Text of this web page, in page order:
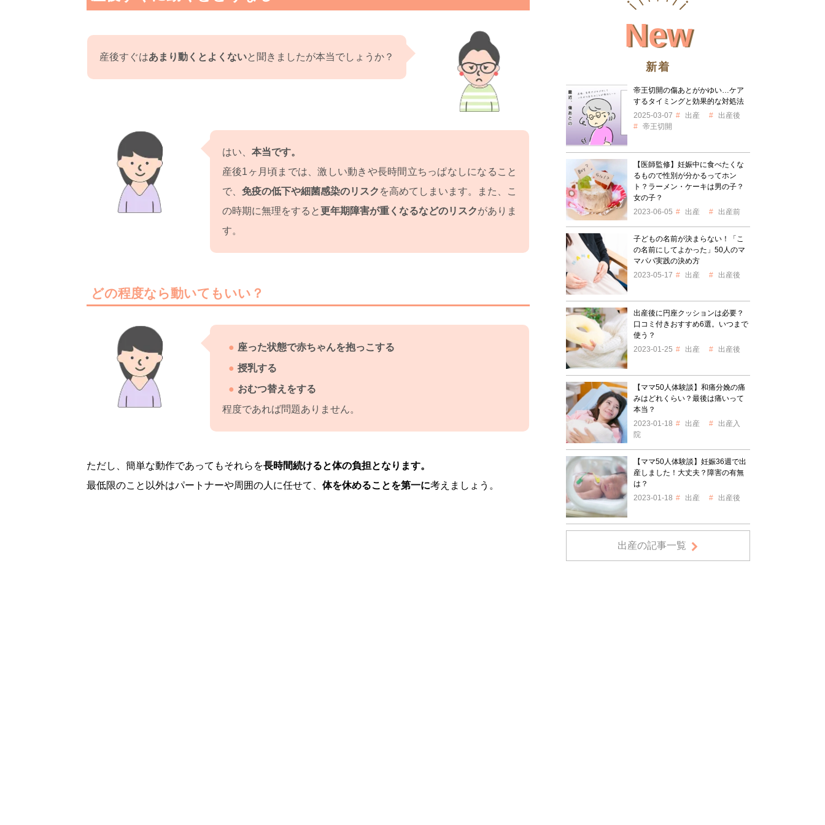
産後すぐはあまり動くとよくないと聞きましたが本当でしょうか？
はい、 本当です。
産後1ヶ月頃までは、激しい動きや長時間立ちっぱなしになること
で、 免疫の低下や細菌感染のリスク を高めてしまいます。また、こ
の時期に無理をすると更年期障害が重くなるなどのリスクがありま
す。
どの程度なら動いてもいい？
座った状態で赤ちゃんを抱っこする
授乳する
おむつ替えをする
程度であれば問題ありません。
ただし、簡単な動作であってもそれらを長時間続けると体の負担となります。
最低限のこと以外はパートナーや周囲の人に任せて、 体を休めることを第一に考えましょう。
New
新着
帝王切開の傷あとがかゆい…ケア
するタイミングと効果的な対処法
2025-03-07
出産
出産後
帝王切開
【医師監修】妊娠中に食べたくな
るもので性別が分かるってホン
ト？ラーメン・ケーキは男の子？
女の子？
2023-06-05
出産 出産前
子どもの名前が決まらない！「こ
の名前にしてよかった」50人のマ
マパパ実践の決め方
2023-05-17
出産 出産後
出産後に円座クッションは必要？
口コミ付きおすすめ6選。いつまで
使う？
2023-01-25
出産 出産後
【ママ50人体験談】和痛分娩の痛
みはどれくらい？最後は痛いって
本当？
2023-01-18
出産
出産入
院
【ママ50人体験談】妊娠36週で出
産しました！大丈夫？障害の有無
は？
2023-01-18
出産 出産後
出産の記事一覧